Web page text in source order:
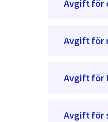
Avgift för
Avgift för
Avgift för
Avgift för